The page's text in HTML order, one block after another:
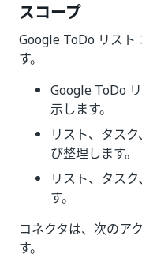
スコープ
Google ToDo リスト
す。
Google ToDo
示します。
リスト、タス
び整理します。
リスト、タス
す。
コネクタは、次のア
す。